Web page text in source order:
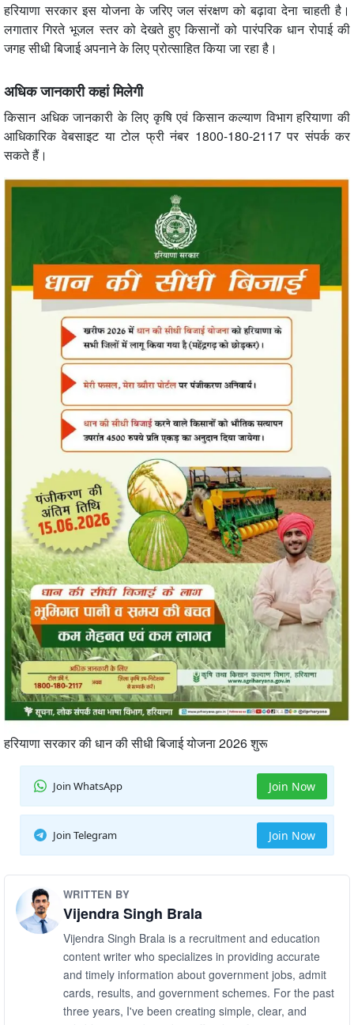
हरियाणा सरकार इस योजना के जरिए जल संरक्षण को बढ़ावा देना चाहती है।
लगातार गिरते भूजल स्तर को देखते हुए किसानों को पारंपरिक धान रोपाई की
जगह सीधी बिजाई अपनाने के लिए प्रोत्साहित किया जा रहा है।
अधिक जानकारी कहां मिलेगी
किसान अधिक जानकारी के लिए कृषि एवं किसान कल्याण विभाग हरियाणा की
आधिकारिक वेबसाइट या टोल फ्री नंबर 1800-180-2117 पर संपर्क कर
सकते हैं।
हरियाणा सरकार की धान की सीधी बिजाई योजना 2026 शुरू
Join WhatsApp Join Now
Join Telegram Join Now
WRITTEN BY
Vijendra Singh Brala
Vijendra Singh Brala is a recruitment and education
content writer who specializes in providing accurate
and timely information about government jobs, admit
cards, results, and government schemes. For the past
three years, I've been creating simple, clear, and